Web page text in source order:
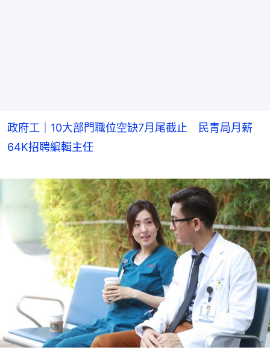
政府工｜10大部門職位空缺7月尾截止 民青局月薪
64K招聘編輯主任